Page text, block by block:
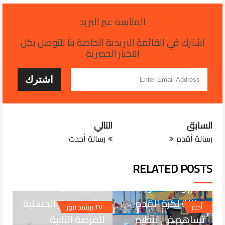
المتابعة عبر البريد
اشترك في القائمة البريدية الخاصة بنا للتوصل بكل
الاخبار الحصرية
التالي
رسالة أحدث
السابق
رسالة أقدم
RELATED POSTS
أخبار
الجديدة... العصبة
الجهوية الشاوية
دكالة لكرة القدم
تساهم في تنظيم
TV برشيد نيوز
JUL 18, 2026
برشيد.. مركز الحسنية
للفرصة الثانية